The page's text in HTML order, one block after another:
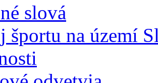
slová
športu na území